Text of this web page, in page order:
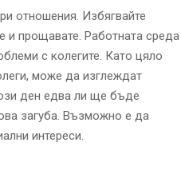
отношения. Избягвайте
и прощавате. Работната среда
с колегите. Като цяло
може да изглеждат
ден едва ли ще бъде
загуба. Възможно е да
интереси.